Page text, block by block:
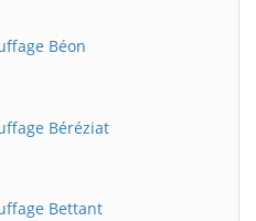
Béon
Béréziat
Bettant